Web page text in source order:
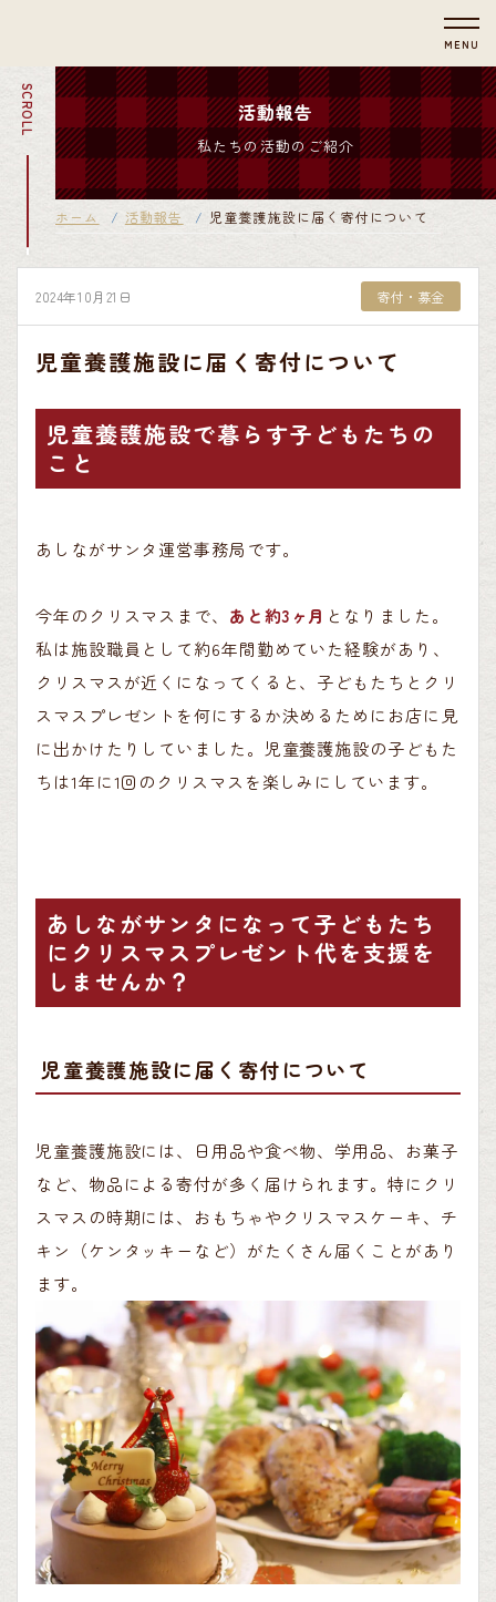
MENU
SCROLL 活動報告
私たちの活動のご紹介
ホーム 活動報告 児童養護施設に届く寄付について
2024年10月21日 寄付・募金
児童養護施設に届く寄付について
児童養護施設で暮らす子どもたちの
こと
あしながサンタ運営事務局です。
今年のクリスマスまで、 あと約3ヶ月 となりました。
私は施設職員として約6年間勤めていた経験があり、
クリスマスが近くになってくると、子どもたちとクリ
スマスプレゼントを何にするか決めるためにお店に見
に出かけたりしていました。児童養護施設の子どもた
ちは1年に1回のクリスマスを楽しみにしています。
あしながサンタになって子どもたち
にクリスマスプレゼント代を支援を
しませんか？
児童養護施設に届く寄付について
児童養護施設には、日用品や食べ物、学用品、お菓子
など、物品による寄付が多く届けられます。特にクリ
スマスの時期には、おもちゃやクリスマスケーキ、チ
キン（ケンタッキーなど）がたくさん届くことがあり
ます。